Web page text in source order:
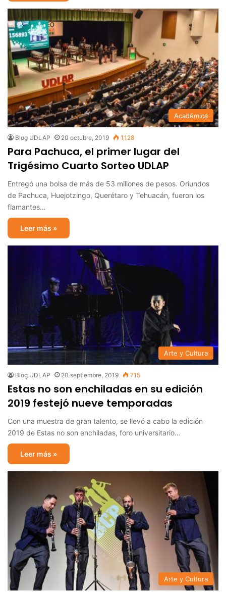
Académica
Blog UDLAP 20 octubre, 2019 1,128
Para Pachuca, el primer lugar del
Trigésimo Cuarto Sorteo UDLAP
Entregó una bolsa de más de 53 millones de pesos. Oriundos
de Pachuca, Huejotzingo, Querétaro y Tehuacán, fueron los
flamantes…
Leer más »
Arte y Cultura
Blog UDLAP 20 septiembre, 2019 715
Estas no son enchiladas en su edición
2019 festejó nueve temporadas
Con una muestra de gran talento, se llevó a cabo la edición
2019 de Estas no son enchiladas, foro universitario…
Leer más »
Arte y Cultura